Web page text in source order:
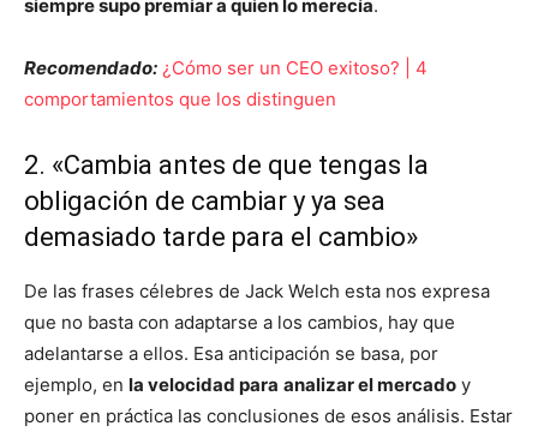
siempre supo premiar a quien lo merecía.
Recomendado: ¿Cómo ser un CEO exitoso? | 4
comportamientos que los distinguen
2. «Cambia antes de que tengas la
obligación de cambiar y ya sea
demasiado tarde para el cambio»
De las frases célebres de Jack Welch esta nos expresa
que no basta con adaptarse a los cambios, hay que
adelantarse a ellos. Esa anticipación se basa, por
ejemplo, en la velocidad para analizar el mercado y
poner en práctica las conclusiones de esos análisis. Estar